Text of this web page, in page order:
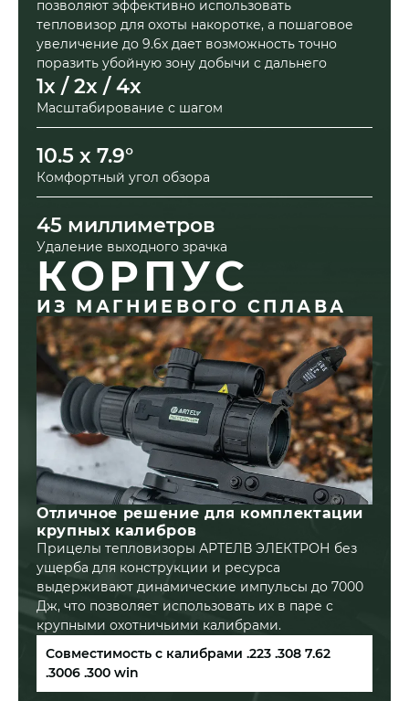
позволяют эффективно использовать
тепловизор для охоты накоротке, а пошаговое
увеличение до 9.6х дает возможность точно
поразить убойную зону добычи с дальнего
расстояния.
1x / 2x / 4x
Масштабирование с шагом
10.5 x 7.9°
Комфортный угол обзора
45 миллиметров
Удаление выходного зрачка
КОРПУС
ИЗ МАГНИЕВОГО СПЛАВА
Отличное решение для комплектации
крупных калибров
Прицелы тепловизоры АРТЕЛВ ЭЛЕКТРОН без
ущерба для конструкции и ресурса
выдерживают динамические импульсы до 7000
Дж, что позволяет использовать их в паре с
крупными охотничьими калибрами.
Совместимость с калибрами .223 .308 7.62
.3006 .300 win